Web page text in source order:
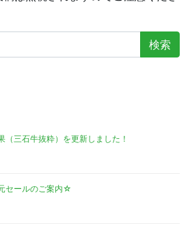
（三石牛抜粋）を更新しました！
セールのご案内☆